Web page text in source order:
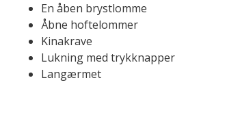
En åben brystlomme
Åbne hoftelommer
Kinakrave
Lukning med trykknapper
Langærmet